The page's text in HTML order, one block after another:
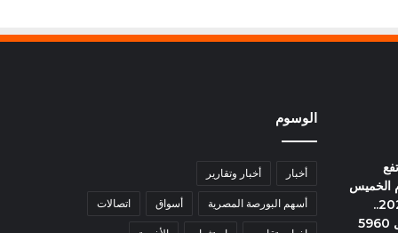
الخميس
6 أغسطس 2026..
وعيار 21 يسجل 5960
الوسوم
أخبار أخبار وتقارير
أسهم البورصة المصرية أسواق اتصالات